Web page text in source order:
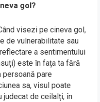
gol?
visezi pe cineva gol,
de vulnerabilitate sau
a sentimentului
este în fața ta fără
persoană pare
sa, visul poate
judecat de ceilalți, în